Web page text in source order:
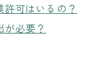
可はいるの？
が必要？